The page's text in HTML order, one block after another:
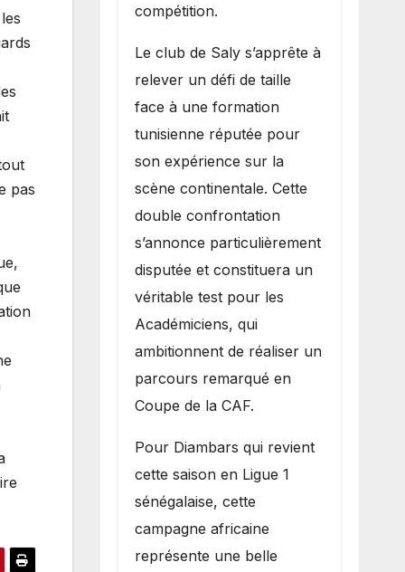
pas
compétition.
Le club de Saly s’apprête à
relever un défi de taille
face à une formation
tunisienne réputée pour
son expérience sur la
scène continentale. Cette
double confrontation
s’annonce particulièrement
disputée et constituera un
véritable test pour les
Académiciens, qui
ambitionnent de réaliser un
parcours remarqué en
Coupe de la CAF.
Pour Diambars qui revient
cette saison en Ligue 1
sénégalaise, cette
campagne africaine
représente une belle